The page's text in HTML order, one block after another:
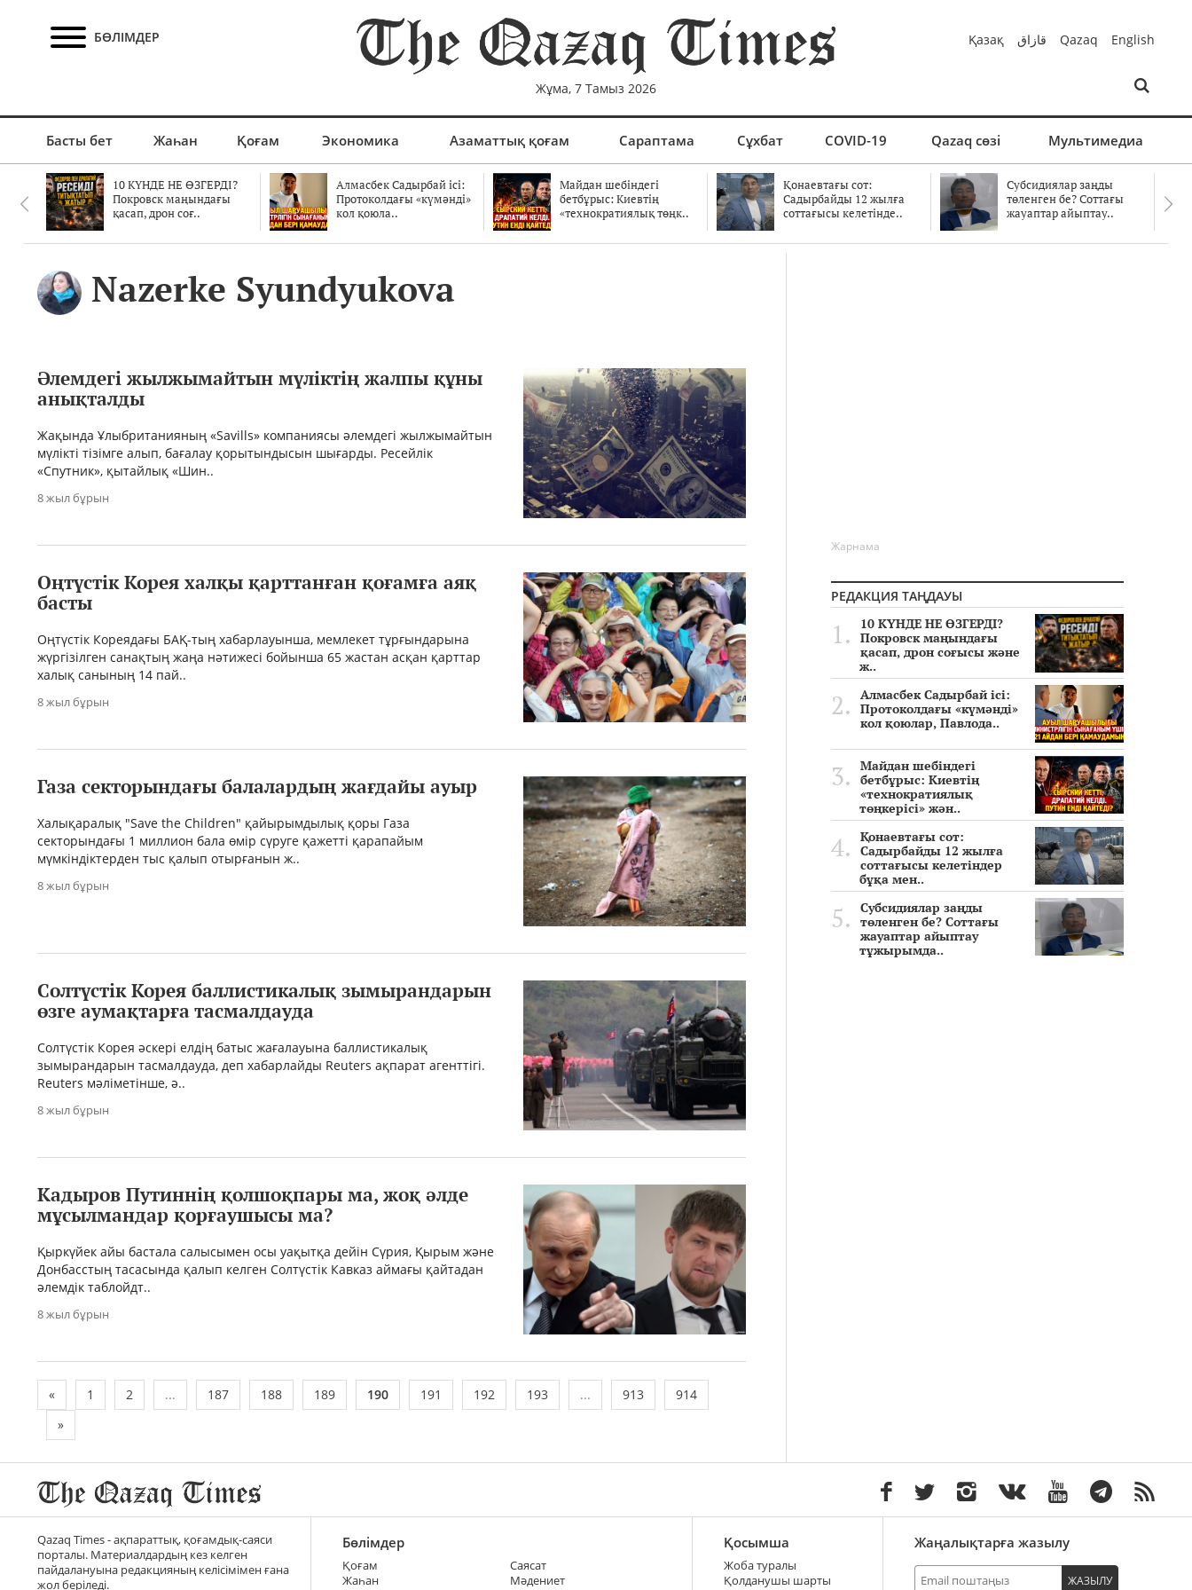
БӨЛІМДЕР
Жұма, 7 Тамыз 2026
Қазақ قازاق Qazaq English
Басты бет Жаһан Қоғам Экономика Азаматтық қоғам Сараптама Сұхбат COVID-19 Qazaq сөзі Мультимедиа
10 КҮНДЕ НЕ ӨЗГЕРДІ?
Покровск маңындағы
қасап, дрон соғ..
Алмасбек Садырбай ісі:
Протоколдағы «күмәнді»
кол қоюла..
Майдан шебіндегі
бетбұрыс: Киевтің
«технократиялық төңк..
Қонаевтағы сот:
Садырбайды 12 жылға
соттағысы келетінде..
Субсидиялар заңды
төленген бе? Соттағы
жауаптар айыптау..
Nazerke Syundyukova
Әлемдегі жылжымайтын мүліктің жалпы құны
анықталды
Жақында Ұлыбританияның «Savills» компаниясы әлемдегі жылжымайтын
мүлікті тізімге алып, бағалау қорытындысын шығарды. Ресейлік
«Спутник», қытайлық «Шин..
8 жыл бұрын
Оңтүстік Корея халқы қарттанған қоғамға аяқ
басты
Оңтүстік Кореядағы БАҚ-тың хабарлауынша, мемлекет тұрғындарына
жүргізілген санақтың жаңа нәтижесі бойынша 65 жастан асқан қарттар
халық санының 14 пай..
8 жыл бұрын
Газа секторындағы балалардың жағдайы ауыр
Халықаралық "Save the Children" қайырымдылық қоры Газа
секторындағы 1 миллион бала өмір сүруге қажетті қарапайым
мүмкіндіктерден тыс қалып отырғанын ж..
8 жыл бұрын
Солтүстік Корея баллистикалық зымырандарын
өзге аумақтарға тасмалдауда
Солтүстік Корея әскері елдің батыс жағалауына баллистикалық
зымырандарын тасмалдауда, деп хабарлайды Reuters ақпарат агенттігі.
Reuters мәліметінше, ә..
8 жыл бұрын
Кадыров Путиннің қолшоқпары ма, жоқ әлде
мұсылмандар қорғаушысы ма?
Қыркүйек айы бастала салысымен осы уақытқа дейін Сүрия, Қырым және
Донбасстың тасасында қалып келген Солтүстік Кавказ аймағы қайтадан
әлемдік таблойдт..
8 жыл бұрын
« 1 2 ... 187 188 189 190 191 192 193 ... 913
914
»
Жарнама
РЕДАКЦИЯ ТАҢДАУЫ
10 КҮНДЕ НЕ ӨЗГЕРДІ?
Покровск маңындағы
қасап, дрон соғысы және
ж..
Алмасбек Садырбай ісі:
Протоколдағы «күмәнді»
кол қоюлар, Павлода..
Майдан шебіндегі
бетбұрыс: Киевтің
«технократиялық
төңкерісі» жән..
Қонаевтағы сот:
Садырбайды 12 жылға
соттағысы келетіндер
бұқа мен..
Субсидиялар заңды
төленген бе? Соттағы
жауаптар айыптау
тұжырымда..
Qazaq Times - ақпараттық, қоғамдық-саяси
порталы. Материалдардың кез келген
пайдалануына редакцияның келісімімен ғана
жол беріледі.
Бөлімдер
Қоғам
Жаһан
Саясат
Мәдениет
Қосымша
Жоба туралы
Қолданушы шарты
Жаңалықтарға жазылу
ЖАЗЫЛУ